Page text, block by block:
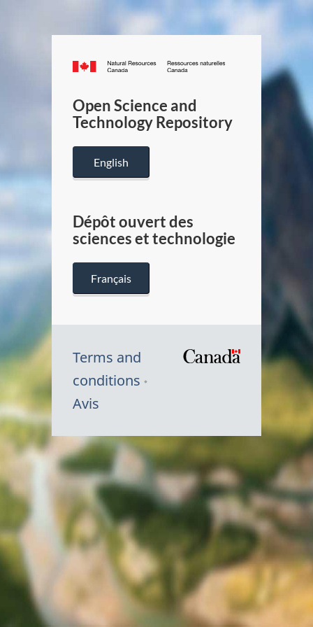
Canada.ca
/
Canada
Open Science and
Technology Repository
English
Dépôt ouvert des
sciences et technologie
Français
Terms and
conditions
Avis
Canada